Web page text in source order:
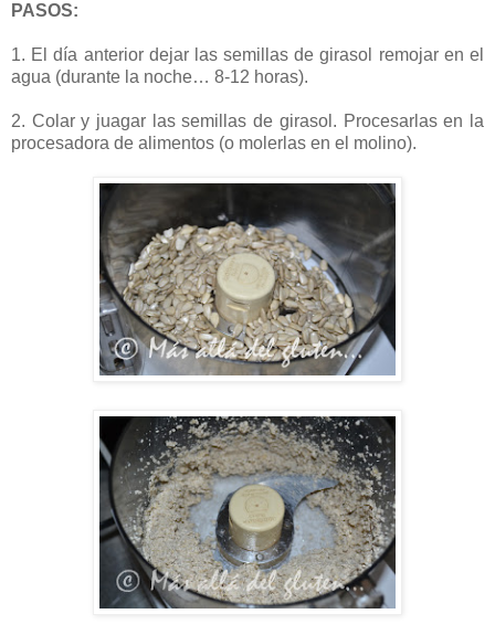
PASOS:
1. El día anterior dejar las semillas de girasol remojar en el
agua (durante la noche… 8-12 horas).
2. Colar y juagar las semillas de girasol. Procesarlas en la
procesadora de alimentos (o molerlas en el molino).